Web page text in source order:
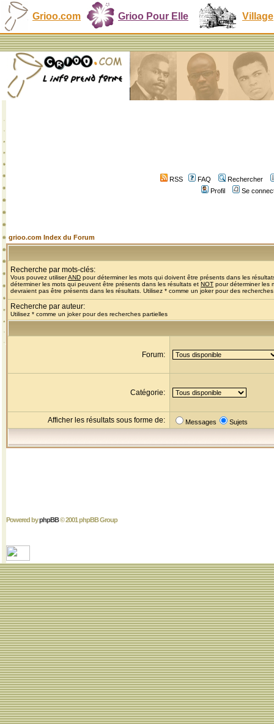
Grioo.com Grioo Pour Elle Village
RSS FAQ
Rechercher
Profil
Se
grioo.com Index du Forum
Recherche par mots-clés:
Vous pouvez utiliserAND pour déterminer les mots qui doivent être présents dans les
déterminer les mots qui peuvent être présents dans les résultats et NOT pour déterminer les
devraient pas être présents dans les résultats. Utilisez * comme un joker pour des
Recherche par auteur:
Utilisez * comme un joker pour des recherches partielles
Forum:
Catégorie:
Afficher les résultats sous forme de: Messages Sujets
Powered byphpBB© 2001 phpBB Group